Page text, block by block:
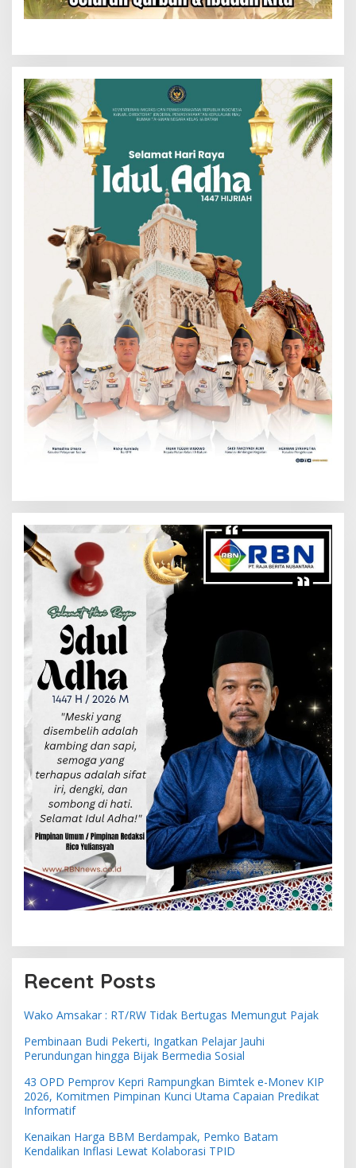
Recent Posts
Wako Amsakar : RT/RW Tidak Bertugas Memungut Pajak
Pembinaan Budi Pekerti, Ingatkan Pelajar Jauhi
Perundungan hingga Bijak Bermedia Sosial
43 OPD Pemprov Kepri Rampungkan Bimtek e-Monev KIP
2026, Komitmen Pimpinan Kunci Utama Capaian Predikat
Informatif
Kenaikan Harga BBM Berdampak, Pemko Batam
Kendalikan Inflasi Lewat Kolaborasi TPID